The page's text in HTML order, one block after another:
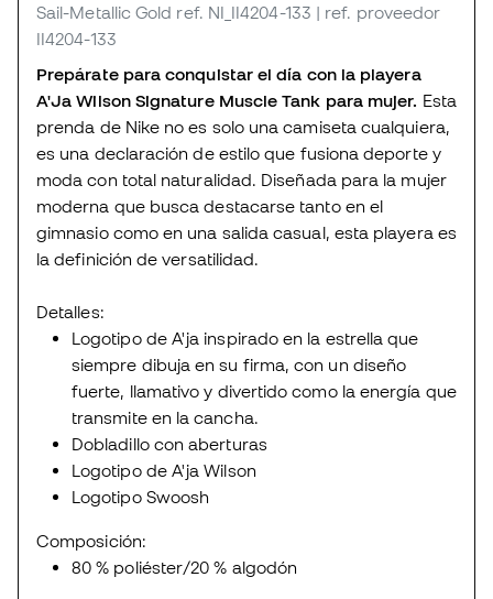
Sail-Metallic Gold ref. NI_II4204-133 | ref. proveedor
II4204-133
Prepárate para conquistar el día con la playera
A'Ja Wilson Signature Muscle Tank para mujer. Esta
prenda de Nike no es solo una camiseta cualquiera,
es una declaración de estilo que fusiona deporte y
moda con total naturalidad. Diseñada para la mujer
moderna que busca destacarse tanto en el
gimnasio como en una salida casual, esta playera es
la definición de versatilidad.
Detalles:
Logotipo de A'ja inspirado en la estrella que
siempre dibuja en su firma, con un diseño
fuerte, llamativo y divertido como la energía que
transmite en la cancha.
Dobladillo con aberturas
Logotipo de A'ja Wilson
Logotipo Swoosh
Composición:
80 % poliéster/20 % algodón